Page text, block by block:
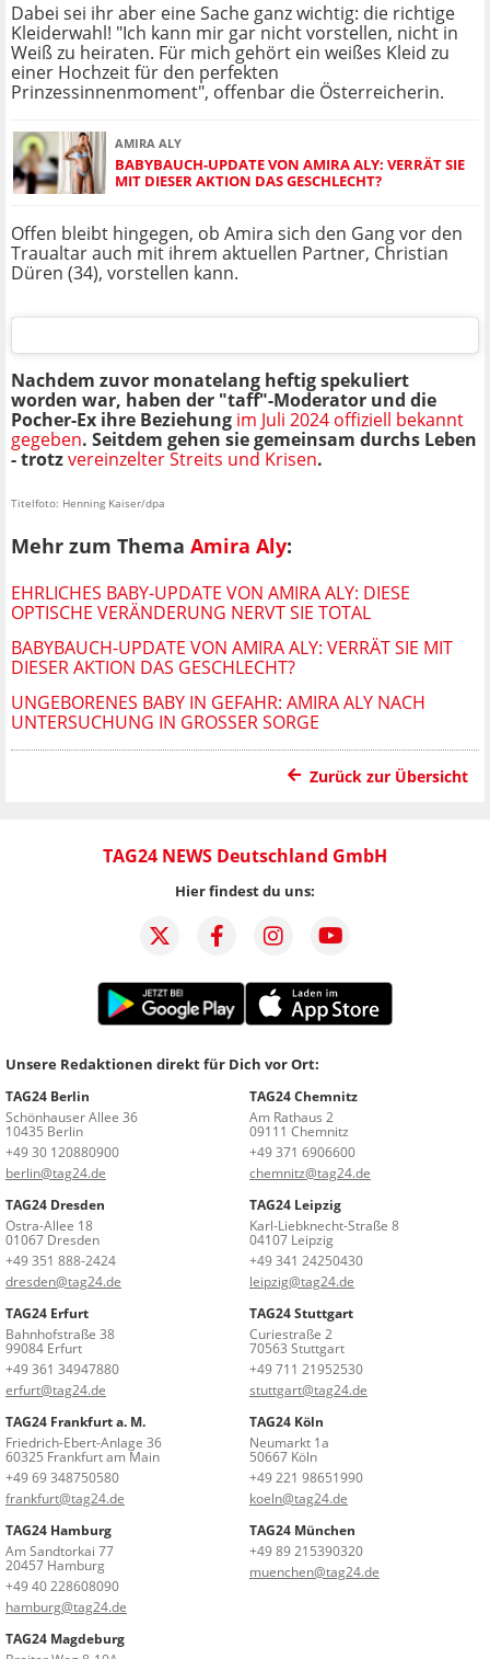
Dabei sei ihr aber eine Sache ganz wichtig: die richtige
Kleiderwahl! "Ich kann mir gar nicht vorstellen, nicht in
Weiß zu heiraten. Für mich gehört ein weißes Kleid zu
einer Hochzeit für den perfekten
Prinzessinnenmoment", offenbar die Österreicherin.
AMIRA ALY
BABYBAUCH-UPDATE VON AMIRA ALY: VERRÄT SIE
MIT DIESER AKTION DAS GESCHLECHT?
Offen bleibt hingegen, ob Amira sich den Gang vor den
Traualtar auch mit ihrem aktuellen Partner, Christian
Düren (34), vorstellen kann.
Nachdem zuvor monatelang heftig spekuliert
worden war, haben der "taff"-Moderator und die
Pocher-Ex ihre Beziehung im Juli 2024 offiziell bekannt
gegeben. Seitdem gehen sie gemeinsam durchs Leben
- trotzvereinzelter Streits und Krisen.
Titelfoto: Henning Kaiser/dpa
Mehr zum Thema Amira Aly:
EHRLICHES BABY-UPDATE VON AMIRA ALY: DIESE
OPTISCHE VERÄNDERUNG NERVT SIE TOTAL
BABYBAUCH-UPDATE VON AMIRA ALY: VERRÄT SIE MIT
DIESER AKTION DAS GESCHLECHT?
UNGEBORENES BABY IN GEFAHR: AMIRA ALY NACH
UNTERSUCHUNG IN GROSSER SORGE
Zurück zur Übersicht
TAG24 NEWS Deutschland GmbH
Hier findest du uns:
Unsere Redaktionen direkt für Dich vor Ort:
TAG24 Berlin
Schönhauser Allee 36
10435 Berlin
+49 30 120880900
berlin@tag24.de
TAG24 Chemnitz
Am Rathaus 2
09111 Chemnitz
+49 371 6906600
chemnitz@tag24.de
TAG24 Dresden
Ostra-Allee 18
01067 Dresden
+49 351 888-2424
dresden@tag24.de
TAG24 Leipzig
Karl-Liebknecht-Straße 8
04107 Leipzig
+49 341 24250430
leipzig@tag24.de
TAG24 Erfurt
Bahnhofstraße 38
99084 Erfurt
+49 361 34947880
erfurt@tag24.de
TAG24 Stuttgart
Curiestraße 2
70563 Stuttgart
+49 711 21952530
stuttgart@tag24.de
TAG24 Frankfurt a. M.
Friedrich-Ebert-Anlage 36
60325 Frankfurt am Main
+49 69 348750580
frankfurt@tag24.de
TAG24 Köln
Neumarkt 1a
50667 Köln
+49 221 98651990
koeln@tag24.de
TAG24 Hamburg
Am Sandtorkai 77
20457 Hamburg
+49 40 228608090
hamburg@tag24.de
TAG24 München
+49 89 215390320
muenchen@tag24.de
TAG24 Magdeburg